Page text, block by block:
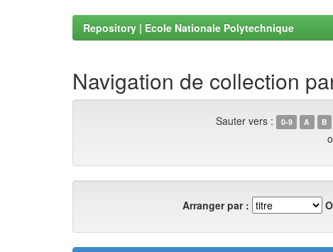
Repository | Ecole Nationale Polytechnique
Navigation de collection
Sauter vers : 0-9 A B
Arranger par :